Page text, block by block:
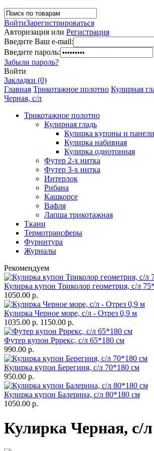
ВойтиЗарегистрироваться
Авторизация или Регистрация
Введите Ваш e-mail:
Введите пароль:
Забыли пароль?
Войти
Закладки (0)
Главная Трикотажное полотно Кулирная
Черная, с/л
Трикотажное полотно
Кулирная гладь
Кулирка купоны и панели
Кулирка набивная
Кулирка однотонная
Футер 2-х нитка
Футер 3-х нитка
Интерлок
Рибана
Кашкорсе
Вафля
Лапша трикотажная
Ткани
Термотрансферы
Фурнитура
Журналы
Рекомендуем
Кулирка купон Триколор геометрия, с/л
1050.00 р.
Кулирка Черное море, с/л - Отрез 0,9 м
1035.00 р. 1150.00 р.
Футер купон Рррекс, с/л 65*180 см
990.00 р.
Кулирка купон Берегиня, с/л 70*180 см
950.00 р.
Кулирка купон Балерина, с/л 80*180 см
1050.00 р.
Кулирка Черная, с/л